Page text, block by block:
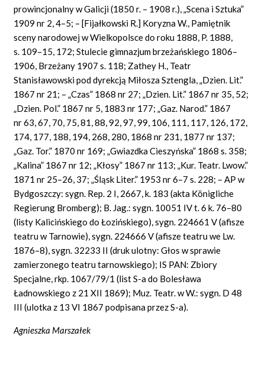
prowincjonalny w Galicji (1850 r. – 1908 r.), „Scena i Sztuka”
1909 nr 2, 4–5; – [Fijałkowski R.] Koryzna W., Pamiętnik
sceny narodowej w Wielkopolsce do roku 1888, P. 1888,
s. 109–15, 172; Stulecie gimnazjum brzeżańskiego 1806–
1906, Brzeżany 1907 s. 118; Zathey H., Teatr
Stanisławowski pod dyrekcją Miłosza Sztengla, „Dzien. Lit.”
1867 nr 21; – „Czas” 1868 nr 27; „Dzien. Lit.” 1867 nr 35, 52;
„Dzien. Pol.” 1867 nr 5, 1883 nr 177; „Gaz. Narod.” 1867
nr 63, 67, 70, 75, 81, 88, 92, 97, 99, 106, 111, 117, 126, 172,
174, 177, 188, 194, 268, 280, 1868 nr 231, 1877 nr 137;
„Gaz. Tor.” 1870 nr 169; „Gwiazdka Cieszyńska” 1868 s. 358;
„Kalina” 1867 nr 12; „Kłosy” 1867 nr 113; „Kur. Teatr. Lwow.”
1871 nr 25–26, 37; „Śląsk Liter.” 1953 nr 6–7 s. 228; – AP w
Bydgoszczy: sygn. Rep. 2 I, 2667, k. 183 (akta Königliche
Regierung Bromberg); B. Jag.: sygn. 10051 IV t. 6 k. 76–80
(listy Kalicińskiego do Łozińskiego), sygn. 224661 V (afisze
teatru w Tarnowie), sygn. 224666 V (afisze teatru we Lw.
1876–8), sygn. 32233 II (druk ulotny: Głos w sprawie
zamierzonego teatru tarnowskiego); IS PAN: Zbiory
Specjalne, rkp. 1067/79/1 (list S-a do Bolesława
Ładnowskiego z 21 XII 1869); Muz. Teatr. w W.: sygn. D 48
III (ulotka z 13 VI 1867 podpisana przez S-a).
Agnieszka Marszałek